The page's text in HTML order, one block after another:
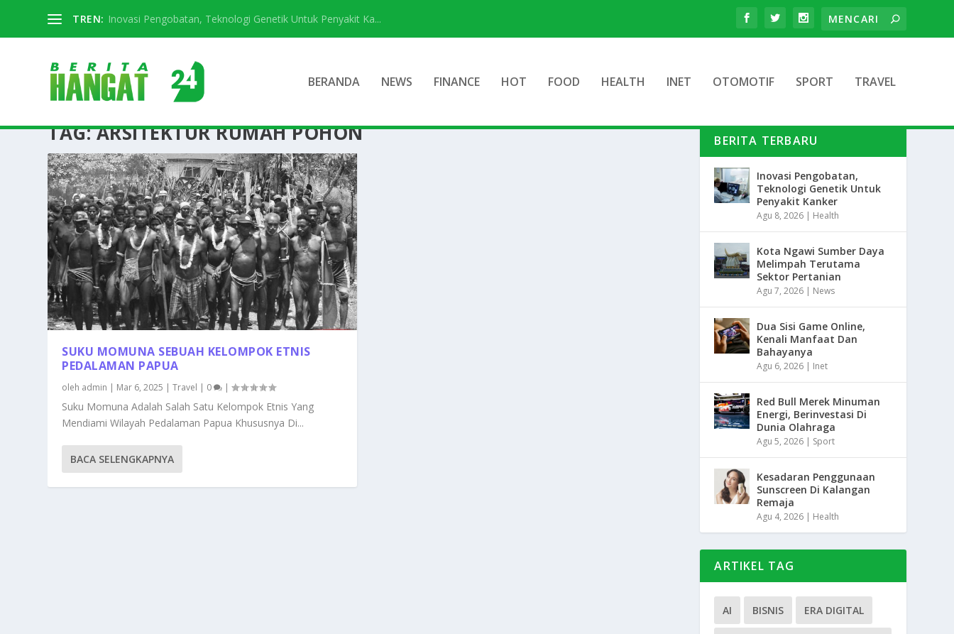
TREN: Inovasi Pengobatan, Teknologi Genetik Untuk Penyakit Ka...
BERANDA NEWS FINANCE HOT FOOD HEALTH INET OTOMOTIF SPORT TRAVEL
TAG:ARSITEKTUR RUMAH POHON
SUKU MOMUNA SEBUAH KELOMPOK ETNIS
PEDALAMAN PAPUA
oleh admin | Mar 6, 2025 |Travel | 0 |
Suku Momuna Adalah Salah Satu Kelompok Etnis Yang
Mendiami Wilayah Pedalaman Papua Khususnya Di...
BACA SELENGKAPNYA
BERITA TERBARU
Inovasi Pengobatan,
Teknologi Genetik Untuk
Penyakit Kanker
Agu 8, 2026 | Health
Kota Ngawi Sumber Daya
Melimpah Terutama
Sektor Pertanian
Agu 7, 2026 | News
Dua Sisi Game Online,
Kenali Manfaat Dan
Bahayanya
Agu 6, 2026 | Inet
Red Bull Merek Minuman
Energi, Berinvestasi Di
Dunia Olahraga
Agu 5, 2026 | Sport
Kesadaran Penggunaan
Sunscreen Di Kalangan
Remaja
Agu 4, 2026 | Health
ARTIKEL TAG
AI BISNIS ERA DIGITAL